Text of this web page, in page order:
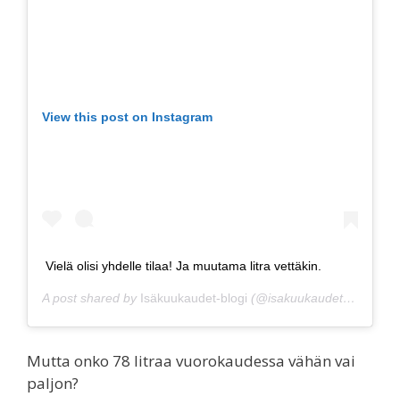
View this post on Instagram
Vielä olisi yhdelle tilaa! Ja muutama litra vettäkin.
A post shared by Isäkuukaudet-blogi (@isakuukaudet) on
Mutta onko 78 litraa vuorokaudessa vähän vai
paljon?